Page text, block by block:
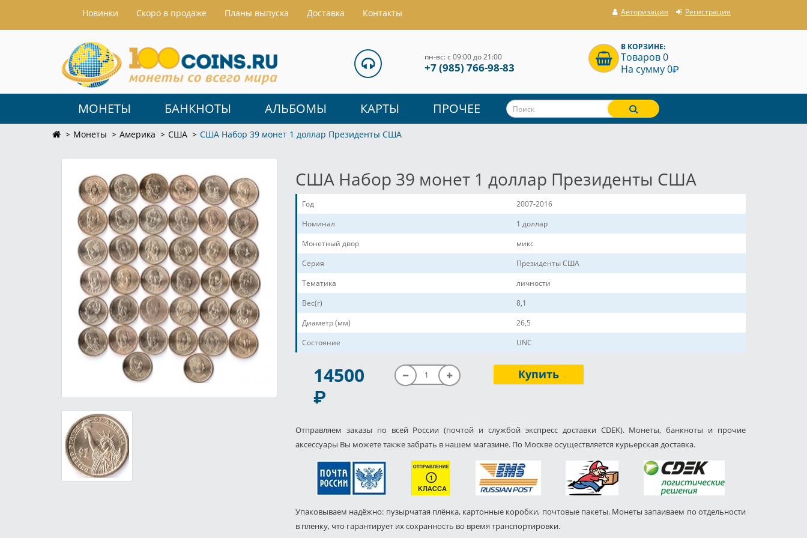
Hовинки Скоро в продаже Планы выпуска Доставка Контакты Авторизация Регистрация
пн-вс: с 09:00 до 21:00
+7 (985) 766-98-83
В КОРЗИНЕ:
Товаров 0
На сумму 0P
МОНЕТЫ БАНКНОТЫ АЛЬБОМЫ КАРТЫ ПРОЧЕЕ
Монеты Америка США США Набор 39 монет 1 доллар Президенты США
США Набор 39 монет 1 доллар Президенты США
Год
2007-2016
Номинал
1 доллар
Монетный двор
микс
Серия
Президенты США
Тематика
личности
Вес(г)
8,1
Диаметр (мм)
26,5
Состояние
UNC
14500 Купить
Отправляем заказы по всей России (почтой и службой экспресс доставки CDEK). Монеты, банкноты и прочие
аксессуары Вы можете также забрать в нашем магазине. По Москве осуществляется курьерская доставка.
Упаковываем надёжно: пузырчатая плёнка, картонные коробки, почтовые пакеты. Монеты запаиваем по отдельности
в пленку, что гарантирует их сохранность во время транспортировки.